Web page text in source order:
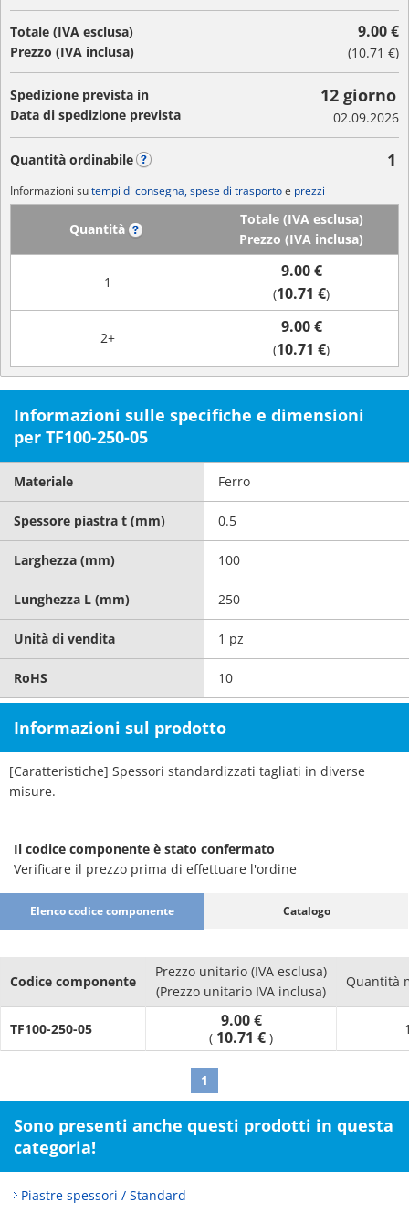
Totale (IVA esclusa)
Prezzo (IVA inclusa)
9.00 €
(10.71 €)
Spedizione prevista in
Data di spedizione prevista
12 giorno
02.09.2026
Quantità ordinabile 1
Informazioni sutempi di consegna, spese di trasportoe prezzi
Quantità
Totale (IVA esclusa)
Prezzo (IVA inclusa)
1
9.00 €
(10.71 €)
2+
9.00 €
(10.71 €)
Informazioni sulle specifiche e dimensioni
per TF100-250-05
Materiale Ferro
Spessore piastra t (mm) 0.5
Larghezza (mm) 100
Lunghezza L (mm) 250
Unità di vendita 1 pz
RoHS 10
Informazioni sul prodotto
[Caratteristiche] Spessori standardizzati tagliati in diverse
misure.
Il codice componente è stato confermato
Verificare il prezzo prima di effettuare l'ordine
Elenco codice componente Catalogo
Codice componente
Prezzo unitario (IVA esclusa)
(Prezzo unitario IVA inclusa)
Quantità
TF100-250-05 9.00 €
( 10.71 € )
1
Sono presenti anche questi prodotti in questa
categoria!
Piastre spessori / Standard